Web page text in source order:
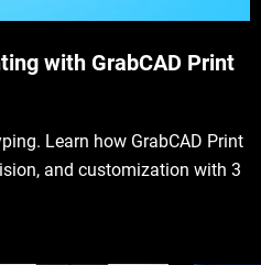
with GrabCAD Print
Learn how GrabCAD Print
and customization with 3